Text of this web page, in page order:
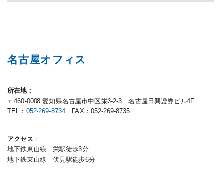
名古屋オフィス
所在地
〒460-0008 愛知県名古屋市中区栄3-2-3 名古屋日興證券ビル4F
TEL： 052-269-8734 FAX：052-269-8735
アクセス
地下鉄東山線 栄駅徒歩3分
地下鉄東山線 伏見駅徒歩6分